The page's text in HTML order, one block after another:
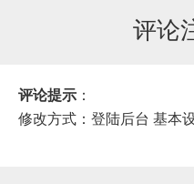
评论
评论提示 ：
修改方式：登陆后台 基本